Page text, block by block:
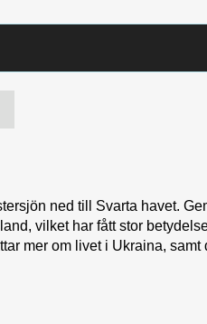
ned till Svarta havet.
vilket har fått stor
mer om livet i Ukraina, samt